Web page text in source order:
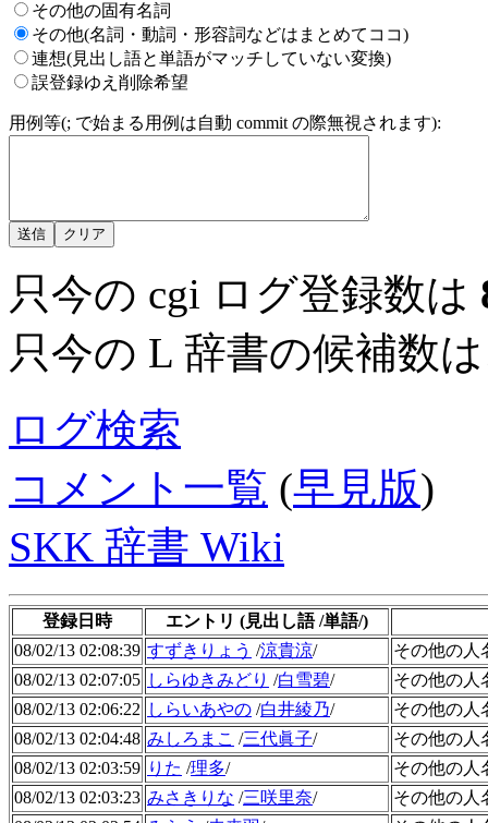
その他の固有名詞
その他(名詞・動詞・形容詞などはまとめてココ)
連想(見出し語と単語がマッチしていない変換)
誤登録ゆえ削除希望
用例等(; で始まる用例は自動 commit の際無視されます):
只今の cgi ログ登録数は
只今の L 辞書の候補数
ログ検索
コメント一覧 (早見版)
SKK 辞書 Wiki
登録日時
エントリ (見出し語 /単語/)
08/02/13 02:08:39 すずきりょう /涼貴涼/
その他の人
08/02/13 02:07:05 しらゆきみどり /白雪碧/
その他の人
08/02/13 02:06:22 しらいあやの /白井綾乃/
その他の人
08/02/13 02:04:48 みしろまこ /三代眞子/
その他の人
08/02/13 02:03:59 りた /理多/
その他の人
08/02/13 02:03:23 みさきりな /三咲里奈/
その他の人